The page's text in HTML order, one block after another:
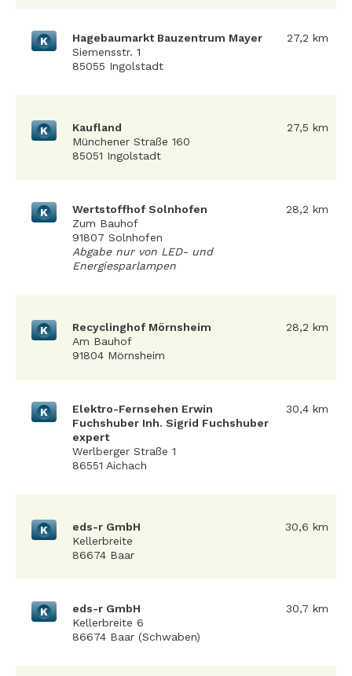
K
Hagebaumarkt Bauzentrum Mayer
Siemensstr. 1
85055 Ingolstadt
27,2 km
K
Kaufland
Münchener Straße 160
85051 Ingolstadt
27,5 km
K
Wertstoffhof Solnhofen
Zum Bauhof
91807 Solnhofen
Abgabe nur von LED- und
Energiesparlampen
28,2 km
K
Recyclinghof Mörnsheim
Am Bauhof
91804 Mörnsheim
28,2 km
K
Elektro-Fernsehen Erwin
Fuchshuber Inh. Sigrid Fuchshuber
expert
Werlberger Straße 1
86551 Aichach
30,4 km
K
eds-r GmbH
Kellerbreite
86674 Baar
30,6 km
K
eds-r GmbH
Kellerbreite 6
86674 Baar (Schwaben)
30,7 km